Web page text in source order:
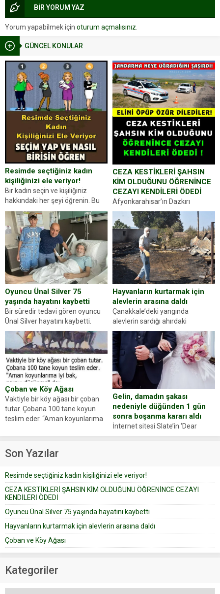
GÜNCEL KONULAR
Resimde seçtiğiniz kadın
kişiliğinizi ele veriyor!
Bir kadın seçin ve kişiliğiniz
hakkındaki her şeyi öğrenin. Bu
kez karşınıza oldukça farklı bir
kişilik testiyle çıkıyoruz. Resimde
gördüğünüz kadın figürlerinden
dikkatinizi en...
CEZA KESTİKLERİ ŞAHSIN
KİM OLDUĞUNU ÖĞRENİNCE
CEZAYI KENDİLERİ ÖDEDİ
Afyonkarahisar’ın Dazkırı
ilçesinde trafik uygulaması
yapan jandarma ekipleri
durdurdukları bir otomobilin
sürücüsünden ehliyet ve ruhsat
sorup belgelerini istedi. Sürücü
Abdurrahman Ö.nün verdiği
evraklarda eksik olduğunu...
Oyuncu Ünal Silver 75
yaşında hayatını kaybetti
Bir süredir tedavi gören oyuncu
Ünal Silver hayatını kaybetti.
Haberi, oyuncunun menajerlik
ajansı duyurdu. Renda Güner,
sosyal medya hesabında “Usta
Oyuncumuz ve çok değerli
dostumuz...
Hayvanların kurtarmak için
alevlerin arasına daldı
Çanakkale’deki yangında
alevlerin sardığı ahırdaki
hayvanlarını kurtarmak isteyen
Zeki Demir (66) ölümden döndü.
Yüzünde ve ellerinde yanıklar
oluşan Demir, kâbus dolu anları
anlattı… Merkeze bağlı...
Çoban ve Köy Ağası
Vaktiyle bir köy ağası bir çoban
tutar. Çobana 100 tane koyun
teslim eder. “Aman koyunlarıma
Çoban koyunları alır gider. Aylar...
Gelin, damadın şakası
nedeniyle düğünden 1 gün
sonra boşanma kararı aldı
İnternet sitesi Slate’in ‘Dear
Prudence’ isimli tavsiye köşesine
yapıştırdığı için düğünden...
Son Yazılar
Resimde seçtiğiniz kadın kişiliğinizi ele veriyor!
CEZA KESTİKLERİ ŞAHSIN KİM OLDUĞUNU ÖĞRENİNCE CEZAYI
KENDİLERİ ÖDEDİ
Oyuncu Ünal Silver 75 yaşında hayatını kaybetti
Hayvanların kurtarmak için alevlerin arasına daldı
Çoban ve Köy Ağası
Kategoriler
BİR YORUM YAZ
Yorum yapabilmek için oturum açmalısınız